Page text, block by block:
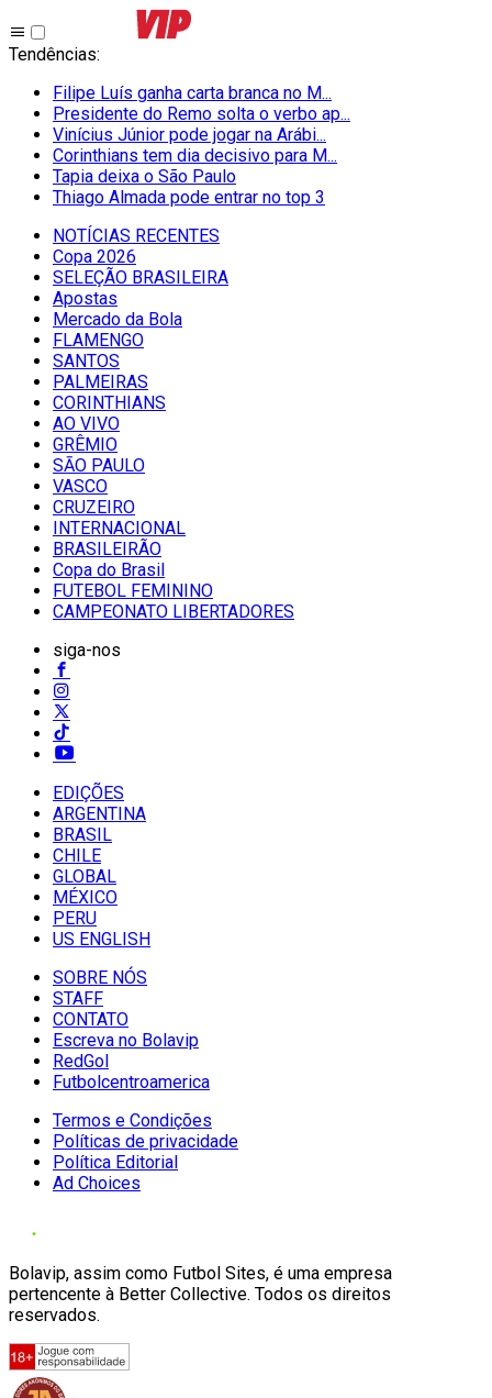
Tendências:
Filipe Luís ganha carta branca no M...
Presidente do Remo solta o verbo ap...
Vinícius Júnior pode jogar na Arábi...
Corinthians tem dia decisivo para M...
Tapia deixa o São Paulo
Thiago Almada pode entrar no top 3
NOTÍCIAS RECENTES
Copa 2026
SELEÇÃO BRASILEIRA
Apostas
Mercado da Bola
FLAMENGO
SANTOS
PALMEIRAS
CORINTHIANS
AO VIVO
GRÊMIO
SĀO PAULO
VASCO
CRUZEIRO
INTERNACIONAL
BRASILEIRÃO
Copa do Brasil
FUTEBOL FEMININO
CAMPEONATO LIBERTADORES
siga-nos
EDIÇÕES
ARGENTINA
BRASIL
CHILE
GLOBAL
MÉXICO
PERU
US ENGLISH
SOBRE NÓS
STAFF
CONTATO
Escreva no Bolavip
RedGol
Futbolcentroamerica
Termos e Condições
Políticas de privacidade
Política Editorial
Ad Choices
Bolavip, assim como Futbol Sites, é uma empresa
pertencente à Better Collective. Todos os direitos
reservados.